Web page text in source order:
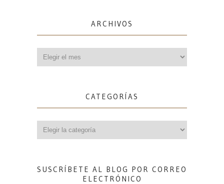
ARCHIVOS
CATEGORÍAS
SUSCRÍBETE AL BLOG POR CORREO
ELECTRÓNICO